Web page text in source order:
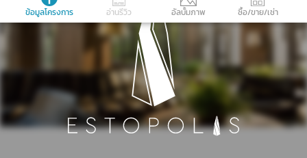
ข้อมูลโครงการ อ่านรีวิว อัลบั้มภาพ ซื้อ/ขาย/เช่า